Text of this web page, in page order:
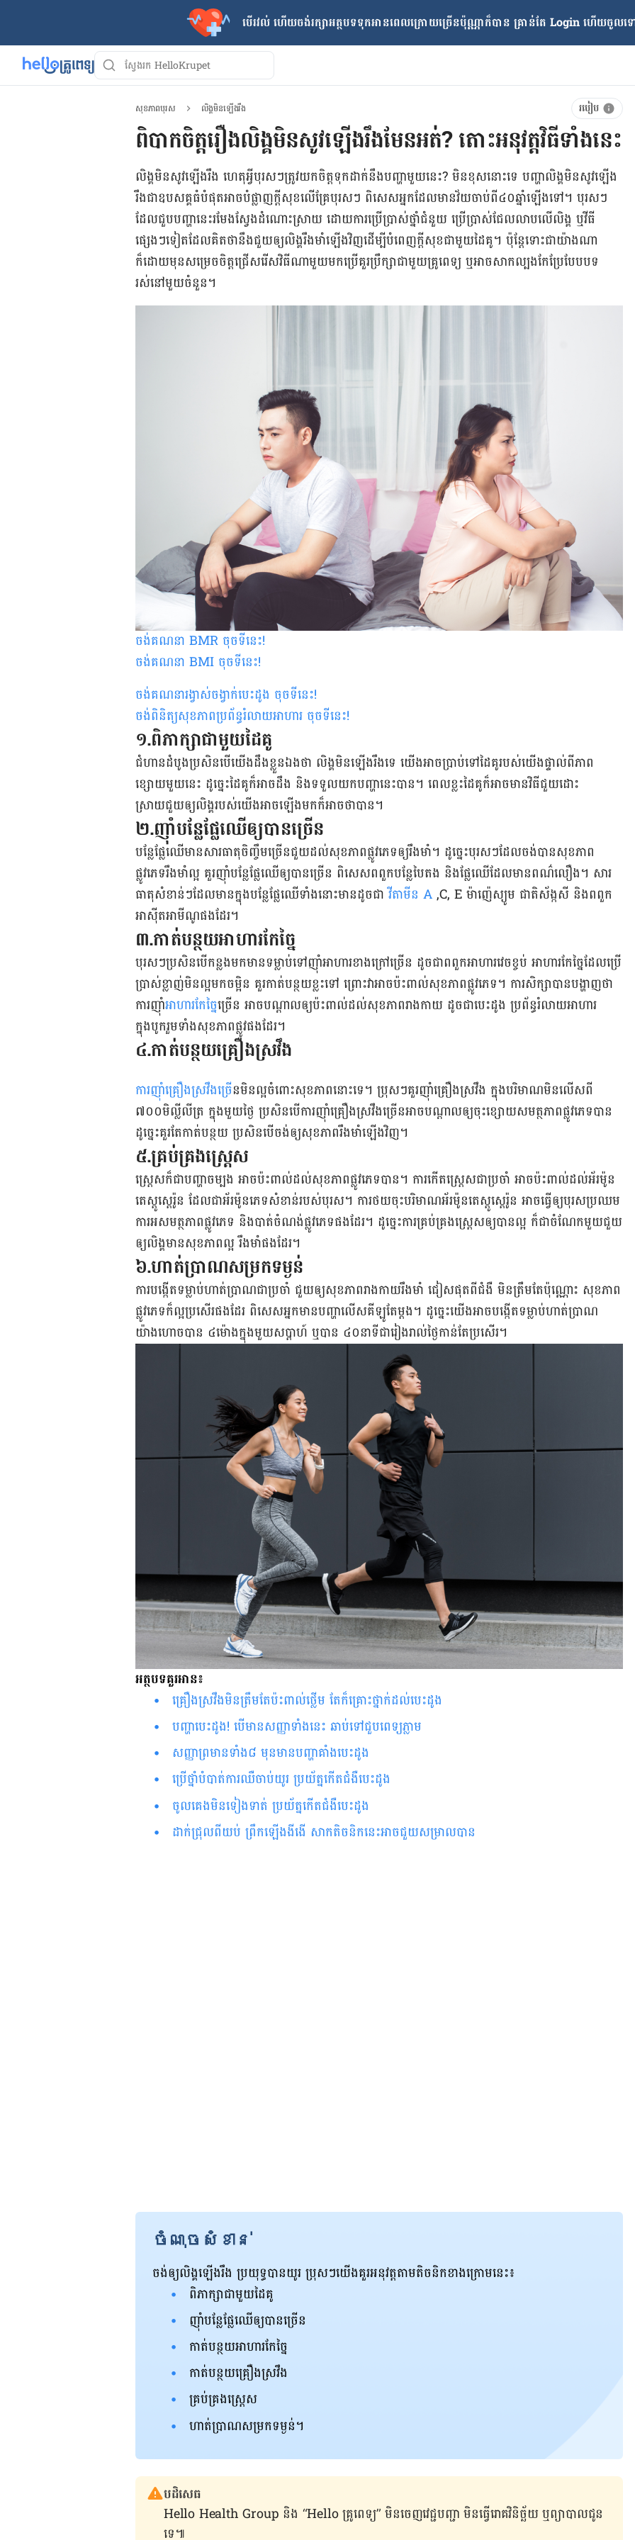
បើរវល់ ហើយចង់​រក្សាអត្ថបទទុកអានពេលក្រោយ​ច្រើនប៉ុណ្ណាក៏បាន គ្រាន់តែ​ Login ហើយចូលទ
សុខភាពបុរស លិង្គមិនឡើងរឹង របៀប
ពិបាកចិត្តរឿងលិង្គមិនសូវឡើងរឹងមែនអត់? តោះអនុវត្ដវិធីទាំងនេះ
លិង្គមិនសូវឡើងរឹង ហេតុអ្វីបុរសៗត្រូវយកចិត្ដទុកដាក់នឹងបញ្ហាមួយនេះ? មិនខុសនោះទេ បញ្ហាលិង្គមិនសូវឡើង
រឹងជាឧបសគ្គធំបំផុតអាចបំផ្លាញក្ដីសុខលើគ្រែបុរសៗ ពិសេសអ្នកដែលមានវ័យចាប់​ពី៤០ឆ្នាំឡើងទៅ។ បុរសៗ
ដែលជួបបញ្ហានេះរមែងស្វែងដំណោះស្រាយ ដោយការប្រើប្រាស់ថ្នាំជំនួយ ប្រើប្រាស់ជែលលាបលើលិង្គ ឬវីធី
ផ្សេងៗទៀតដែលគិតថានឹងជួយឲ្យលិង្គរឹងមាំឡើងវិញដើម្បីបំពេញក្ដីសុខជាមួយដៃគូ។ ប៉ុន្ដែទោះជាយ៉ាងណា
ក៏ដោយ​មុនសម្រេចចិត្ដជ្រើស​រើស​វិធី​ណា​មួយ​មក​ប្រើ​គួរ​ប្រឹក្សា​ជាមួយ​គ្រូពេទ្យ ឬ​អាច​សាក​ល្បង​កែ​ប្រែ​បែប​បទ​
រស់នៅ​មួយ​ចំនួន​។​
ចង់គណនា BMR ចុចទីនេះ!
ចង់គណនា BMI ចុចទីនេះ!
ចង់គណនារង្វាស់ចង្វាក់បេះដូង ចុចទីនេះ!
ចង់ពិនិត្យសុខភាពប្រព័ន្ធរំលាយអាហារ ចុចទីនេះ!
១.ពិភាក្សាជាមួយដៃគូ
ជំហានដំបូងប្រសិនបើយើងដឹងខ្លួនឯងថា លិង្គមិនឡើងរឹងទេ យើងអាចប្រាប់ទៅដៃគូរបស់យើងផ្ទាល់ពីភាព
ខ្សោយមួយនេះ ដូច្នេះដៃគូក៏អាចដឹង និងទទួលយកបញ្ហានេះបាន។ ពេលខ្លះដៃគូក៏អាចមានវិធីជួយដោះ
ស្រាយជួយឲ្យលិង្គរបស់យើងអាចឡើងមកក៏អាចថាបាន។
២.ញ៉ាំបន្លែផ្លែឈើឲ្យបានច្រើន
បន្លែផ្លែឈើមានសារធាតុចិញ្ចឹមច្រើនជួយដល់សុខភាពផ្លូវភេទឲ្យរឹងមាំ។ ដូច្នេះបុរសៗដែលចង់បានសុខភាព
ផ្លូវភេទរឹងមាំល្អ គួរញ៉ាំបន្លែផ្លែឈើឲ្យបានច្រើន ពិសេសពពួកបន្លែបៃតង និងផ្លែឈើដែលមានពណ៌លឿង។ សារ
ធាតុសំខាន់ៗដែលមានក្នុងបន្លែផ្លែឈើទាំងនោះមានដូចជាវីតាមីន A,C, E ម៉ាញ៉េស្យូម ជាតិស័ង្កសី និងពពួក
អាស៊ីតអាមីណូផងដែរ។
៣.កាត់បន្ថយអាហារកែច្នៃ
បុរសៗប្រសិនបើកន្លងមកមានទម្លាប់ទៅញ៉ាំអាហារខាងក្រៅច្រើន ដូចជាពពួកអាហារវេចខ្ចប់ អាហារកែច្នៃដែលប្រើ
ប្រាស់ខ្លាញ់មិនល្អមកចម្អិន គួរកាត់បន្ថយខ្លះទៅ ព្រោះវាអាចប៉ះពាល់សុខភាពផ្លូវភេទ។ ការសិក្សាបានបង្ហាញថា
ការញ៉ាំអាហារកែច្នៃច្រើន អាចបណ្ដាលឲ្យប៉ះពាល់ដល់សុខភាពរាងកាយ ដូចជាបេះដូង ប្រព័ន្ធរំលាយអាហារ
ក្នុងបូករួមទាំងសុខភាពផ្លូវផងដែរ។
៤.កាត់បន្ថយគ្រឿងស្រវឹង
ការញ៉ាំគ្រឿងស្រវឹងច្រើនមិនល្អចំពោះសុខភាពនោះទេ។ ប្រុសៗគួរញ៉ាំគ្រឿងស្រវឹង ក្នុងបរិមាណមិនលើសពី
៧០០មិល្លីលីត្រ ក្នុងមួយថ្ងៃ ប្រសិនបើការញ៉ាំគ្រឿងស្រវឹងច្រើនអាចបណ្ដាលឲ្យចុះខ្សោយសមត្ថភាពផ្លូវភេទបាន
ដូច្នេះគួរតែកាត់បន្ថយ ប្រសិនបើចង់ឲ្យសុខភាពរឹងមាំឡើងវិញ។
៥.គ្រប់គ្រងស្ដ្រេស
ស្ដ្រេសក៏ជាបញ្ហាចម្បង អាចប៉ះពាល់ដល់សុខភាពផ្លូវភេទបាន។ ការកើតស្ដ្រេសជាប្រចាំ អាចប៉ះពាល់ដល់អ័រម៉ូន
តេស្ដូស្ដេរ៉ូន ដែលជាអ័រម៉ូនភេទសំខាន់របស់បុរស។ ការថយចុះបរិមាណអ័រម៉ូនតេស្ដូស្ដេរ៉ូន អាចធ្វើឲ្យបុរសប្រឈម
ការអសមត្ថភាពផ្លូវភេទ និងបាត់ចំណង់ផ្លូវភេទផងដែរ។ ដូច្នេះការគ្រប់គ្រងស្ដ្រេសឲ្យបានល្អ ក៏ជាចំណែកមួយជួយ
ឲ្យលិង្គមានសុខភាពល្អ រឹងមាំផងដែរ។​
៦.ហាត់ប្រាណសម្រកទម្ងន់
ការបង្កើតទម្លាប់ហាត់ប្រាណជាប្រចាំ ជួយឲ្យសុខភាពរាងកាយរឹងមាំ ជៀសផុតពីជំងឺ មិនត្រឹមតែប៉ុណ្ណោះ សុខភាព
ផ្លូវភេទក៏ល្អប្រសើរផងដែរ ពិសេសអ្នកមានបញ្ហាលើសគីឡូតែម្ដង។ ដូច្នេះយើងអាចបង្កើតទម្លាប់ហាត់ប្រាណ
យ៉ាងហោចបាន ៤ម៉ោងក្នុងមួយសប្ដាហ៍ ឬបាន ៤០នាទីជារៀងរាល់ថ្ងៃកាន់តែប្រសើរ។
អត្ថបទគួរអាន៖
គ្រឿង​ស្រវឹង​មិន​ត្រឹម​តែ​ប៉ះពាល់​ថ្លើម តែ​ក៏​គ្រោះថ្នាក់​ដល់​បេះដូង​​​​​​​​​​​​​​​​​​​​​​​​​​​​​​​​​​​​​​​​​​​​​​​​​​​​​​​​​​​​​​​​​​
​​​​​​​​​​​​​​​​​​​​​​​​​​​​​​​​​​​​​​​​​​​​​​​​​​​​​​​​​​​​​​​​​​បញ្ហា​បេះដូង! បើ​មាន​សញ្ញា​ទាំង​នេះ ឆាប់​​ទៅ​​ជួប​​ពេទ្យ​ភ្លាម
សញ្ញា​ព្រមាន​ទាំង​៨​ មុន​​​​​មានបញ្ហា​គាំង​បេះដូង
ប្រើ​ថ្នាំ​បំបាត់​ការឈឺ​ចាប់​យូរ ប្រយ័ត្ន​កើត​ជំងឺ​បេះដូង
ចូល​គេង​មិន​ទៀង​ទាត់ ប្រយ័ត្នកើត​ជំងឺ​បេះដូង
ដាក់ជ្រុលពីយប់ ព្រឹកឡើងងីងើ សាកតិចនិកនេះ​អាចជួយ​សម្រាលបាន
ចំណុចសំខាន់
ចង់​ឲ្យ​លិង្គ​ឡើង​រឹង ប្រយុទ្ធ​បាន​យូរ ប្រុស​ៗ​យើង​គួរ​អនុវត្តតាម​តិចនិក​ខាង​ក្រោម​នេះ៖
ពិភាក្សា​ជាមួយ​ដៃគូ
ញ៉ាំ​បន្លែ​ផ្លែឈើ​ឲ្យ​បាន​ច្រើន​
កាត់​បន្ថយ​អាហារ​កែច្នៃ
កាត់​បន្ថយ​គ្រឿង​ស្រវឹង
គ្រប់គ្រង​ស្រ្តេស
ហាត់ប្រាណ​សម្រក​ទម្ងន់។
បដិសេធ
Hello Health Group និង “Hello គ្រូពេទ្យ” មិន​ចេញ​វេជ្ជបញ្ជា មិន​ធ្វើ​រោគវិនិច្ឆ័យ ឬ​ព្យាបាល​ជូន​
ទេ៕